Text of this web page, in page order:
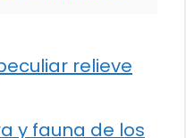
relieve
y fauna de los